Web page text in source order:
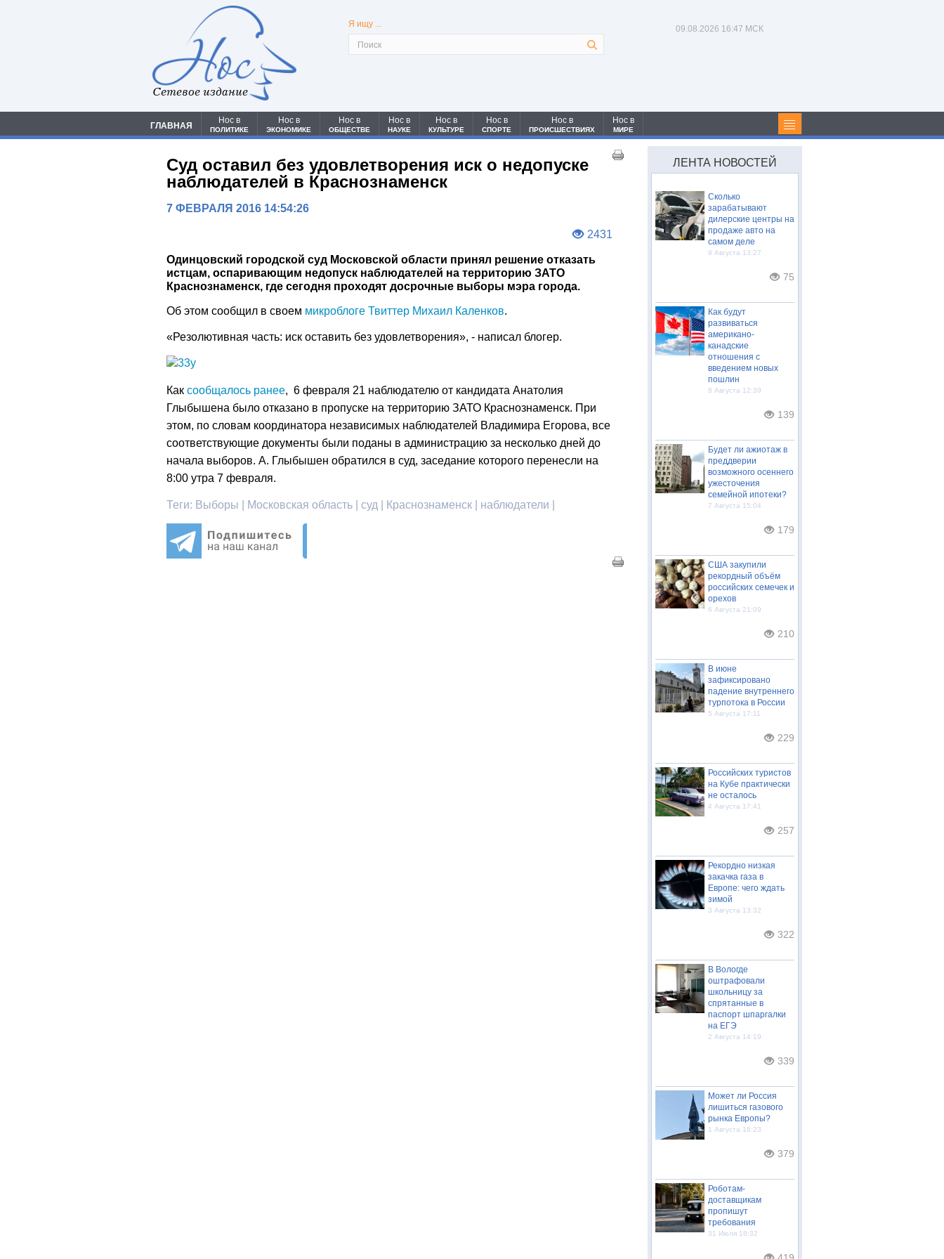
Сетевое издание
Я ищу ... 09.08.2026 16:47 МСК
ГЛАВНАЯ
Нос в
ПОЛИТИКЕ
Нос в
ЭКОНОМИКЕ
Нос в
ОБЩЕСТВЕ
Нос в
НАУКЕ
Нос в
КУЛЬТУРЕ
Нос в
СПОРТЕ
Нос в
ПРОИСШЕСТВИЯХ
Нос в
МИРЕ
Суд оставил без удовлетворения иск о недопуске
наблюдателей в Краснознаменск
7 ФЕВРАЛЯ 2016 14:54:26
2431
Одинцовский городской суд Московской области принял решение отказать
истцам, оспаривающим недопуск наблюдателей на территорию ЗАТО
Краснознаменск, где сегодня проходят досрочные выборы мэра города.
Об этом сообщил в своем микроблоге Твиттер Михаил Каленков.
«Резолютивная часть: иск оставить без удовлетворения», - написал блогер.
Каксообщалось ранее, 6 февраля 21 наблюдателю от кандидата Анатолия
Глыбышена было отказано в пропуске на территорию ЗАТО Краснознаменск. При
этом, по словам координатора независимых наблюдателей Владимира Егорова, все
соответствующие документы были поданы в администрацию за несколько дней до
начала выборов. А. Глыбышен обратился в суд, заседание которого перенесли на
8:00 утра 7 февраля.
Теги: Выборы | Московская область | суд | Краснознаменск | наблюдатели |
ЛЕНТА НОВОСТЕЙ
Сколько
зарабатывают
дилерские центры на
продаже авто на
самом деле
9 Августа 13:27
75
Как будут
развиваться
американо-
канадские
отношения с
введением новых
пошлин
8 Августа 12:39
139
Будет ли ажиотаж в
преддверии
возможного осеннего
ужесточения
семейной ипотеки?
7 Августа 15:04
179
США закупили
рекордный объём
российских семечек и
орехов
6 Августа 21:09
210
В июне
зафиксировано
падение внутреннего
турпотока в России
5 Августа 17:11
229
Российских туристов
на Кубе практически
не осталось
4 Августа 17:41
257
Рекордно низкая
закачка газа в
Европе: чего ждать
зимой
3 Августа 13:32
322
В Вологде
оштрафовали
школьницу за
спрятанные в
паспорт шпаргалки
на ЕГЭ
2 Августа 14:19
339
Может ли Россия
лишиться газового
рынка Европы?
1 Августа 16:23
379
Роботам-
доставщикам
пропишут
требования
31 Июля 18:32